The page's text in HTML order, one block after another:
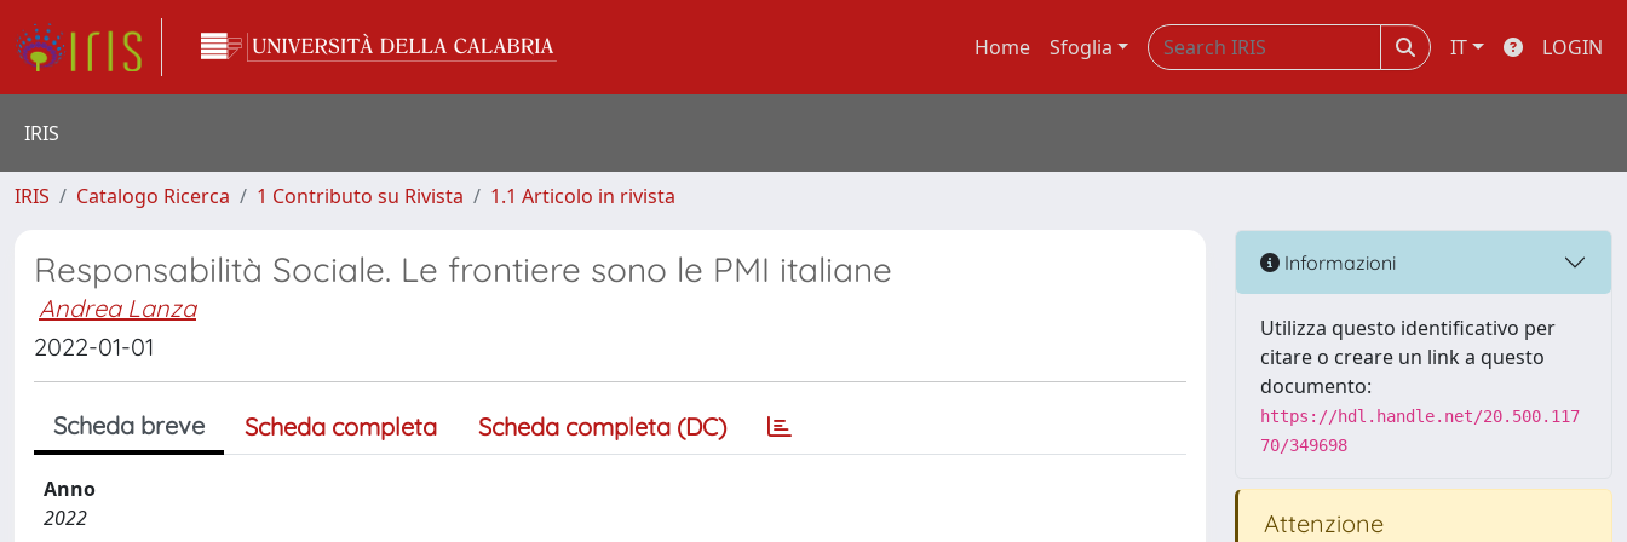
Home Sfoglia IT LOGIN
IRIS
IRIS Catalogo Ricerca 1 Contributo su Rivista 1.1 Articolo in rivista
Responsabilità Sociale. Le frontiere sono le PMI italiane
Andrea Lanza
2022-01-01
Scheda breve Scheda completa Scheda completa (DC)
Anno
2022
Informazioni
Utilizza questo identificativo per
citare o creare un link a questo
documento:
https://hdl.handle.net/20.500.117
70/349698
Attenzione